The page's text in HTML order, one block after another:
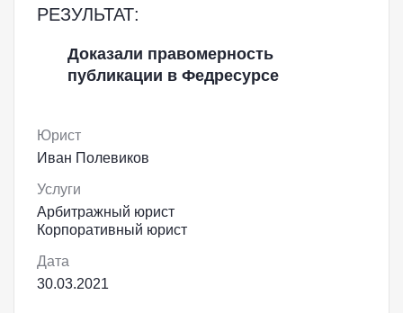
РЕЗУЛЬТАТ:
Доказали правомерность
публикации в Федресурсе
Юрист
Иван Полевиков
Услуги
Арбитражный юрист
Корпоративный юрист
Дата
30.03.2021